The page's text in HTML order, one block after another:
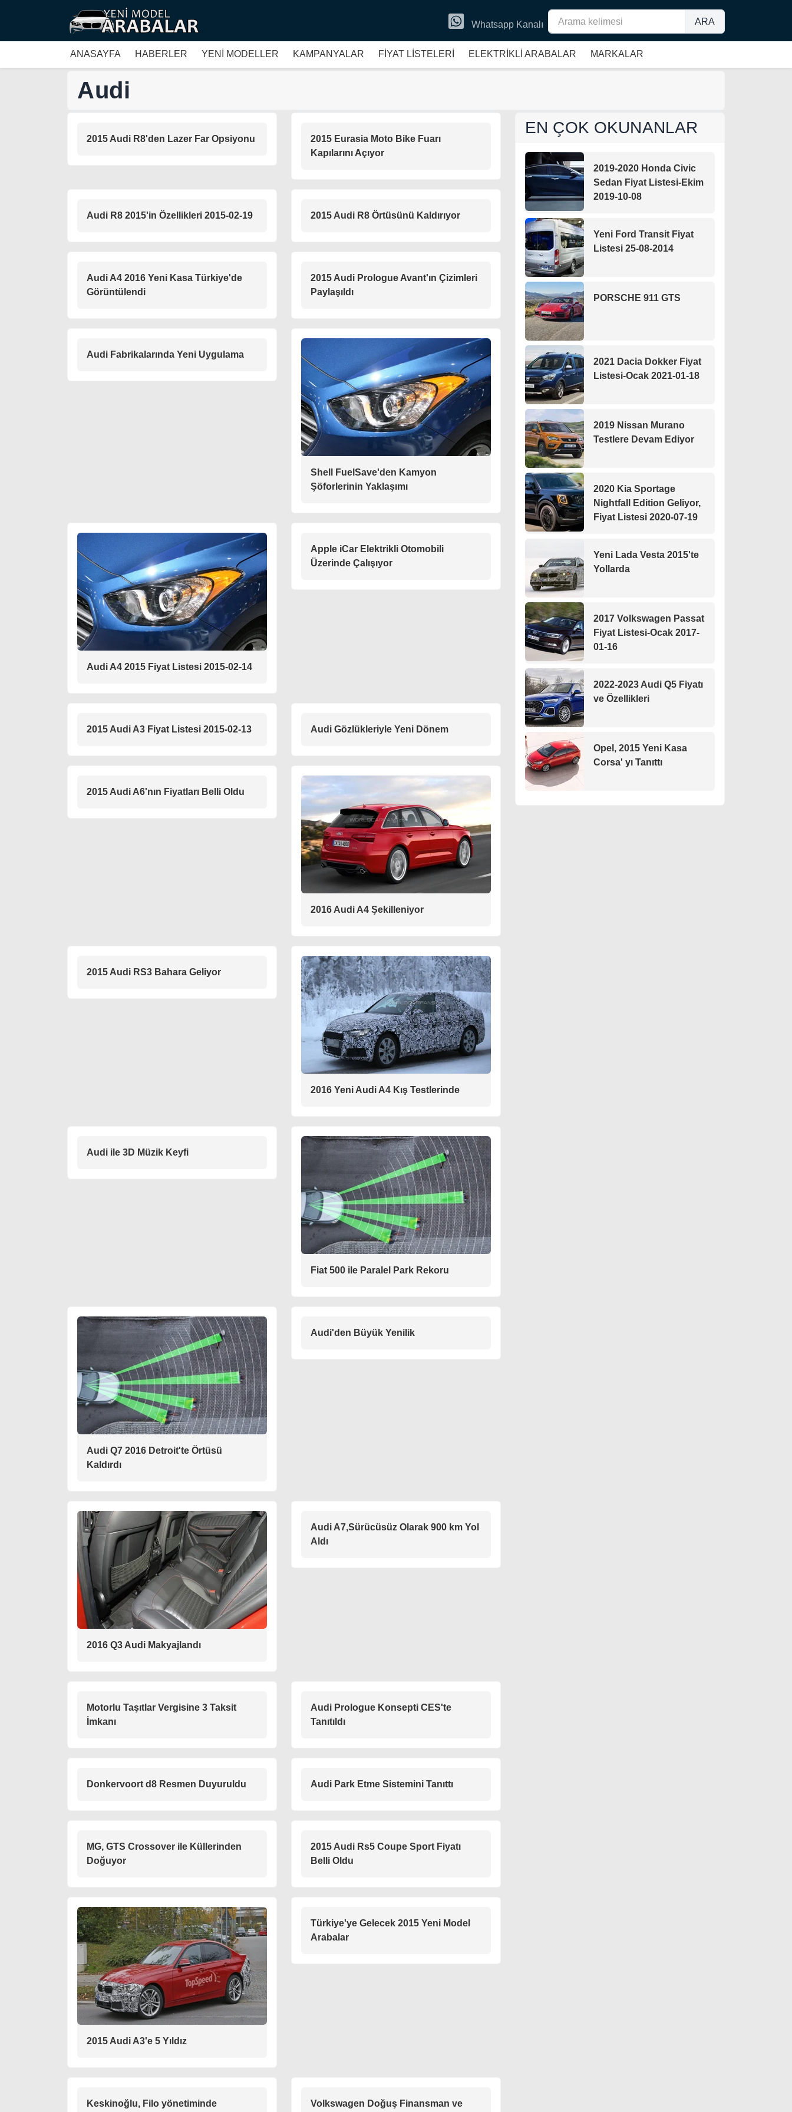
ARA
Whatsapp Kanalı
ANASAYFA HABERLER YENİ MODELLER KAMPANYALAR FİYAT LİSTELERİ ELEKTRİKLİ ARABALAR MARKALAR
Audi
2015 Audi R8'den Lazer Far Opsiyonu
2015 Eurasia Moto Bike Fuarı
Kapılarını Açıyor
Audi R8 2015'in Özellikleri 2015-02-19 2015 Audi R8 Örtüsünü Kaldırıyor
Audi A4 2016 Yeni Kasa Türkiye'de
Görüntülendi
2015 Audi Prologue Avant'ın Çizimleri
Paylaşıldı
Audi Fabrikalarında Yeni Uygulama
Shell FuelSave'den Kamyon
Şöforlerinin Yaklaşımı
Audi A4 2015 Fiyat Listesi 2015-02-14
Apple iCar Elektrikli Otomobili
Üzerinde Çalışıyor
2015 Audi A3 Fiyat Listesi 2015-02-13 Audi Gözlükleriyle Yeni Dönem
2015 Audi A6'nın Fiyatları Belli Oldu
2016 Audi A4 Şekilleniyor
2015 Audi RS3 Bahara Geliyor
2016 Yeni Audi A4 Kış Testlerinde
Audi ile 3D Müzik Keyfi
Fiat 500 ile Paralel Park Rekoru
Audi Q7 2016 Detroit'te Örtüsü
Kaldırdı
Audi'den Büyük Yenilik
2016 Q3 Audi Makyajlandı
Audi A7,Sürücüsüz Olarak 900 km Yol
Aldı
Motorlu Taşıtlar Vergisine 3 Taksit
İmkanı
Audi Prologue Konsepti CES'te
Tanıtıldı
Donkervoort d8 Resmen Duyuruldu Audi Park Etme Sistemini Tanıttı
MG, GTS Crossover ile Küllerinden
Doğuyor
2015 Audi Rs5 Coupe Sport Fiyatı
Belli Oldu
2015 Audi A3'e 5 Yıldız
Türkiye'ye Gelecek 2015 Yeni Model
Arabalar
Keskinoğlu, Filo yönetiminde Volkswagen Doğuş Finansman ve
EN ÇOK OKUNANLAR
2019-2020 Honda Civic
Sedan Fiyat Listesi-Ekim
2019-10-08
Yeni Ford Transit Fiyat
Listesi 25-08-2014
PORSCHE 911 GTS
2021 Dacia Dokker Fiyat
Listesi-Ocak 2021-01-18
2019 Nissan Murano
Testlere Devam Ediyor
2020 Kia Sportage
Nightfall Edition Geliyor,
Fiyat Listesi 2020-07-19
Yeni Lada Vesta 2015'te
Yollarda
2017 Volkswagen Passat
Fiyat Listesi-Ocak 2017-
01-16
2022-2023 Audi Q5 Fiyatı
ve Özellikleri
Opel, 2015 Yeni Kasa
Corsa' yı Tanıttı